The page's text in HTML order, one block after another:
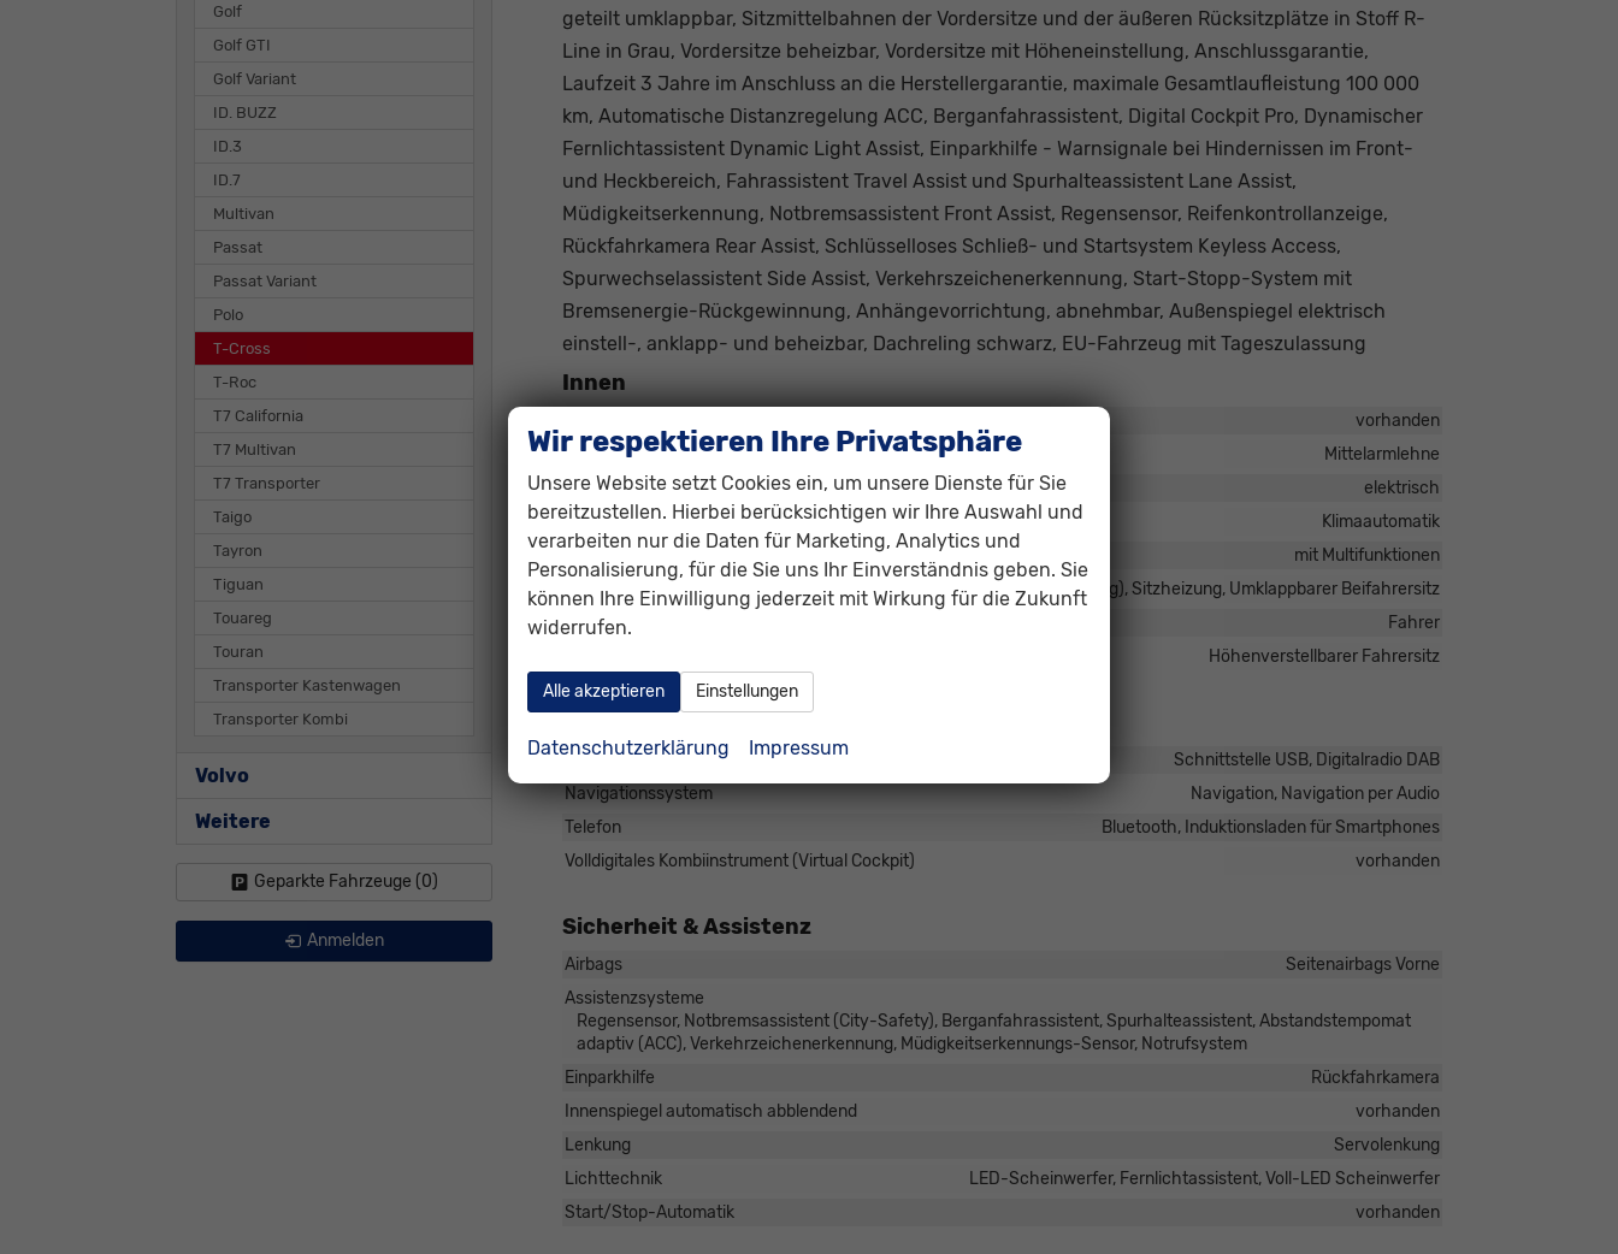
geteilt umklappbar, Sitzmittelbahnen der Vordersitze und der äußeren Rücksitzplätze in Stoff R-
Line in Grau, Vordersitze beheizbar, Vordersitze mit Höheneinstellung, Anschlussgarantie,
Laufzeit 3 Jahre im Anschluss an die Herstellergarantie, maximale Gesamtlaufleistung 100 000
km, Automatische Distanzregelung ACC, Berganfahrassistent, Digital Cockpit Pro, Dynamischer
Fernlichtassistent Dynamic Light Assist, Einparkhilfe - Warnsignale bei Hindernissen im Front-
und Heckbereich, Fahrassistent Travel Assist und Spurhalteassistent Lane Assist,
Müdigkeitserkennung, Notbremsassistent Front Assist, Regensensor, Reifenkontrollanzeige,
Rückfahrkamera Rear Assist, Schlüsselloses Schließ- und Startsystem Keyless Access,
Spurwechselassistent Side Assist, Verkehrszeichenerkennung, Start-Stopp-System mit
Bremsenergie-Rückgewinnung, Anhängevorrichtung, abnehmbar, Außenspiegel elektrisch
einstell-, anklapp- und beheizbar, Dachreling schwarz, EU-Fahrzeug mit Tageszulassung
Innen
vorhanden
Armlehnen
Mittelarmlehne
Fensterheber
elektrisch
Klimatisierung
Klimaautomatik
mit Multifunktionen
Sitze
Isofix (Kindersitzbefestigung), Sitzheizung, Umklappbarer Beifahrersitz
Sitze: Lordosenstütze
Fahrer
Höhenverstellbarer Fahrersitz
Audioanlage
Schnittstelle USB, Digitalradio DAB
Navigationssystem
Navigation, Navigation per Audio
Telefon
Bluetooth, Induktionsladen für Smartphones
Volldigitales Kombiinstrument (Virtual Cockpit)
vorhanden
Sicherheit & Assistenz
Airbags
Seitenairbags Vorne
Assistenzsysteme
Regensensor, Notbremsassistent (City-Safety), Berganfahrassistent, Spurhalteassistent, Abstandstempomat
adaptiv (ACC), Verkehrzeichenerkennung, Müdigkeitserkennungs-Sensor, Notrufsystem
Einparkhilfe
Rückfahrkamera
Innenspiegel automatisch abblendend
vorhanden
Lenkung
Servolenkung
Lichttechnik
LED-Scheinwerfer, Fernlichtassistent, Voll-LED Scheinwerfer
Start/Stop-Automatik
vorhanden
Golf
Golf GTI
Golf Variant
ID. BUZZ
ID.3
ID.7
Multivan
Passat
Passat Variant
Polo
T-Cross
T-Roc
T7 California
T7 Multivan
T7 Transporter
Taigo
Tayron
Tiguan
Touareg
Touran
Transporter Kastenwagen
Transporter Kombi
Volvo
Weitere
Geparkte Fahrzeuge (0)
Anmelden
Wir respektieren Ihre Privatsphäre
Unsere Website setzt Cookies ein, um unsere Dienste für Sie
bereitzustellen. Hierbei berücksichtigen wir Ihre Auswahl und
verarbeiten nur die Daten für Marketing, Analytics und
Personalisierung, für die Sie uns Ihr Einverständnis geben. Sie
können Ihre Einwilligung jederzeit mit Wirkung für die Zukunft
widerrufen.
Alle akzeptieren Einstellungen
Datenschutzerklärung Impressum